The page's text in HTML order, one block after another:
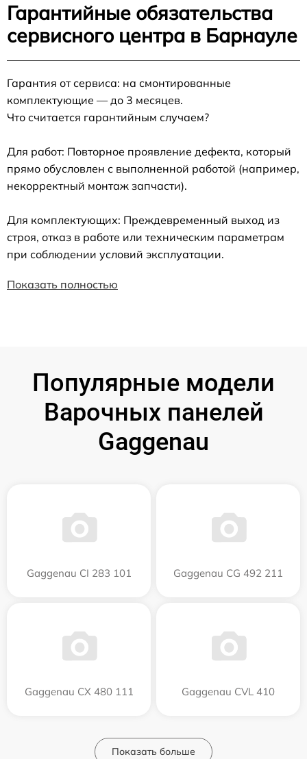
Гарантийные обязательства
сервисного центра в Барнауле
Гарантия от сервиса: на смонтированные
комплектующие — до 3 месяцев.
Что считается гарантийным случаем?
Для работ: Повторное проявление дефекта, который
прямо обусловлен с выполненной работой (например,
некорректный монтаж запчасти).
Для комплектующих: Преждевременный выход из
строя, отказ в работе или техническим параметрам
при соблюдении условий эксплуатации.
Показать полностью
Популярные модели
Варочных панелей
Gaggenau
Gaggenau CI 283 101 Gaggenau CG 492 211
Gaggenau CX 480 111 Gaggenau CVL 410
Показать больше